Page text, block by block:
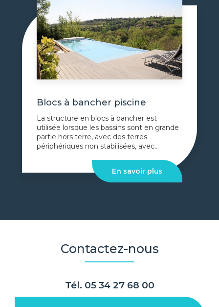
Blocs à bancher piscine
La structure en blocs à bancher est
utilisée lorsque les bassins sont en grande
partie hors terre, avec des terres
périphériques non stabilisées, avec...
En savoir plus
Contactez-nous
Tél. 05 34 27 68 00